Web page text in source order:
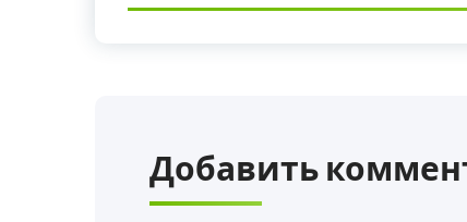
Добавить